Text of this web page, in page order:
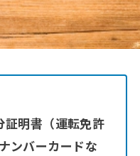
明書（運転免許
ンバーカードな